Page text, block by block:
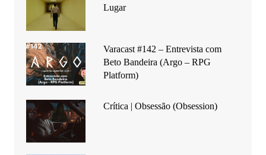
Lugar
Varacast #142 – Entrevista com
Beto Bandeira (Argo – RPG
Platform)
Crítica | Obsessão (Obsession)